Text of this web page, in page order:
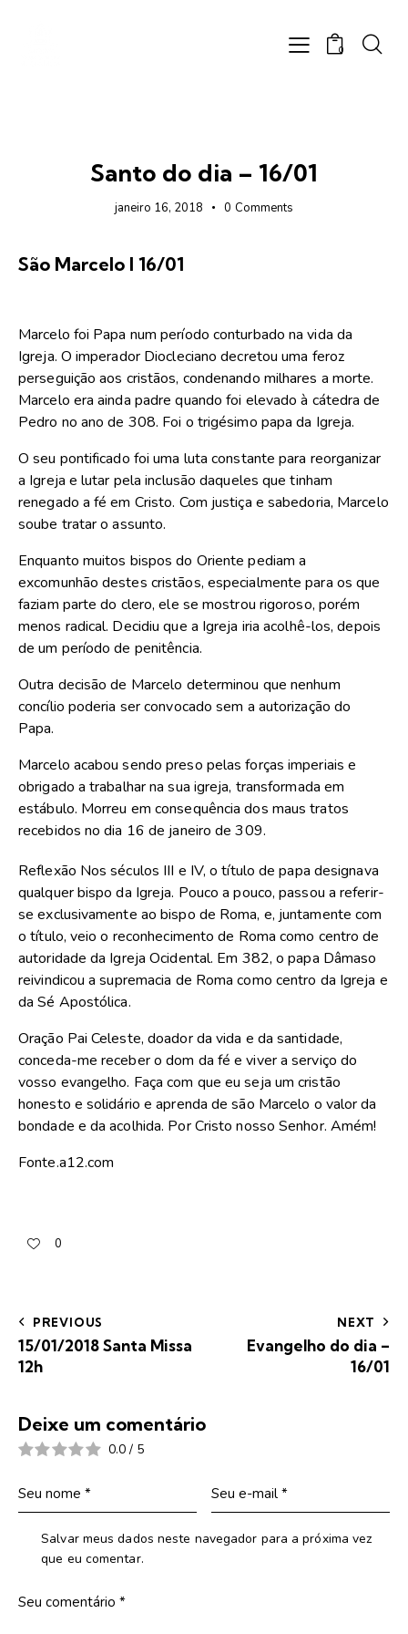
0
Santo do dia – 16/01
janeiro 16, 2018 0 Comments
São Marcelo I 16/01
Marcelo foi Papa num período conturbado na vida da
Igreja. O imperador Diocleciano decretou uma feroz
perseguição aos cristãos, condenando milhares a morte.
Marcelo era ainda padre quando foi elevado à cátedra de
Pedro no ano de 308. Foi o trigésimo papa da Igreja.
O seu pontificado foi uma luta constante para reorganizar
a Igreja e lutar pela inclusão daqueles que tinham
renegado a fé em Cristo. Com justiça e sabedoria, Marcelo
soube tratar o assunto.
Enquanto muitos bispos do Oriente pediam a
excomunhão destes cristãos, especialmente para os que
faziam parte do clero, ele se mostrou rigoroso, porém
menos radical. Decidiu que a Igreja iria acolhê-los, depois
de um período de penitência.
Outra decisão de Marcelo determinou que nenhum
concílio poderia ser convocado sem a autorização do
Papa.
Marcelo acabou sendo preso pelas forças imperiais e
obrigado a trabalhar na sua igreja, transformada em
estábulo. Morreu em consequência dos maus tratos
recebidos no dia 16 de janeiro de 309.
Reflexão Nos séculos III e IV, o título de papa designava
qualquer bispo da Igreja. Pouco a pouco, passou a referir-
se exclusivamente ao bispo de Roma, e, juntamente com
o título, veio o reconhecimento de Roma como centro de
autoridade da Igreja Ocidental. Em 382, o papa Dâmaso
reivindicou a supremacia de Roma como centro da Igreja e
da Sé Apostólica.
Oração Pai Celeste, doador da vida e da santidade,
conceda-me receber o dom da fé e viver a serviço do
vosso evangelho. Faça com que eu seja um cristão
honesto e solidário e aprenda de são Marcelo o valor da
bondade e da acolhida. Por Cristo nosso Senhor. Amém!
Fonte.a12.com
0
PREVIOUS
15/01/2018 Santa Missa
12h
NEXT
Evangelho do dia –
16/01
Deixe um comentário
0.0 / 5
Salvar meus dados neste navegador para a próxima vez
que eu comentar.